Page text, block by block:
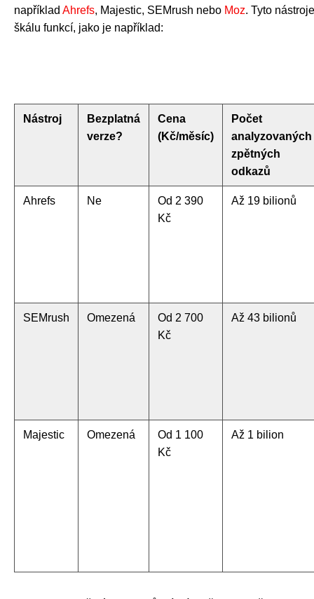
například Ahrefs, Majestic, SEMrush nebo Moz. Tyto
škálu funkcí, jako je například:
Nástroj
Bezplatná
verze?
Cena
(Kč/měsíc)
Počet
analyzovaných
zpětných
odkazů
Ahrefs Ne
Od 2 390
Kč
Až 19 bilionů
SEMrush Omezená
Od 2 700
Kč
Až 43 bilionů
Majestic Omezená
Od 1 100
Kč
Až 1 bilion